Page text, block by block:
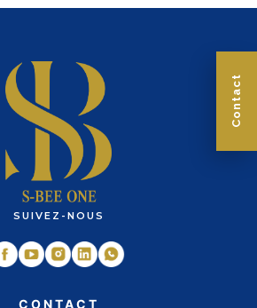
SUIVEZ-NOUS
CONTACT
Contact